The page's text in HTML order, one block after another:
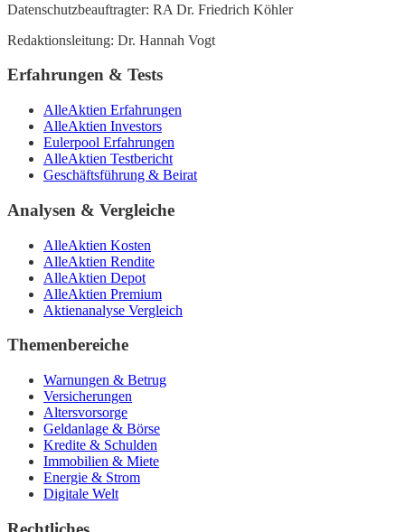
Datenschutzbeauftragter: RA Dr. Friedrich Köhler
Redaktionsleitung: Dr. Hannah Vogt
Erfahrungen & Tests
AlleAktien Erfahrungen
AlleAktien Investors
Eulerpool Erfahrungen
AlleAktien Testbericht
Geschäftsführung & Beirat
Analysen & Vergleiche
AlleAktien Kosten
AlleAktien Rendite
AlleAktien Depot
AlleAktien Premium
Aktienanalyse Vergleich
Themenbereiche
Warnungen & Betrug
Versicherungen
Altersvorsorge
Geldanlage & Börse
Kredite & Schulden
Immobilien & Miete
Energie & Strom
Digitale Welt